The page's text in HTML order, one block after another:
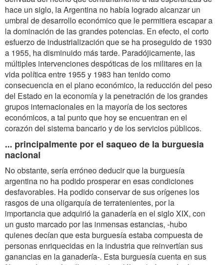
hace un siglo, la Argentina no había logrado alcanzar un
umbral de desarrollo económico que le permitiera escapar a
la dominación de las grandes potencias. En efecto, el corto
esfuerzo de industrialización que se ha proseguido de 1930
a 1955, ha disminuido más tarde. Paradójicamente, las
múltiples intervenciones despóticas de los militares en la
vida política entre 1955 y 1983 han tenido como
consecuencia en el plano económico, la reducción del peso
del Estado en la economía y la penetración de los grandes
grupos internacionales en la mayoría de los sectores
económicos, a tal punto que hoy se encuentran en el
corazón del sistema bancario y de los servicios públicos.
... principalmente por el saqueo de la burguesia
nacional
No obstante, sería erróneo deducir que la burguesía
argentina no ha podido prosperar en esas condiciones
desfavorables. Ha podido conservar de sus orígenes los
rasgos de una oligarquía de terratenientes, por la
importancia que adquirió la ganadería en el siglo XIX, con
un gusto marcado por las inmensas estancias, -hubo
quienes decían que esta burguesía estaba compuesta de
personas enriquecidas en la industria que reinvertían sus
ganancias en la ganadería-. Esta burguesía cuenta en sus